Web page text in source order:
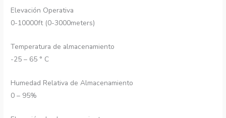
Elevación Operativa
0-10000ft (0-3000meters)
Temperatura de almacenamiento
-25 – 65 ° C
Humedad Relativa de Almacenamiento
0 – 95%